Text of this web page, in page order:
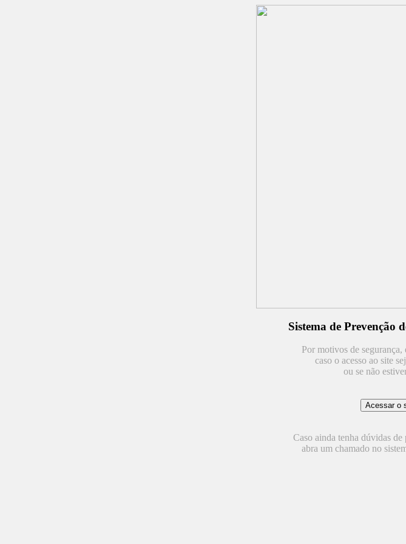
Sistema de Prevenção
Por motivos de
caso o acesso ao site
ou se não
Caso ainda tenha dúvidas de
abra um chamado no